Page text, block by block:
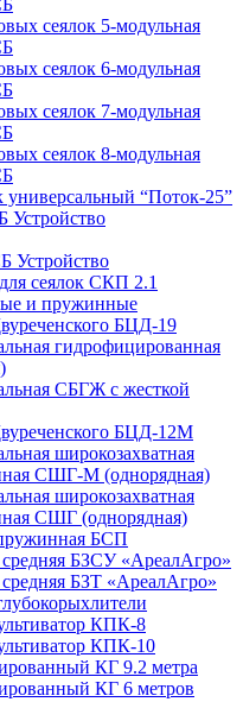
сеялок 5-модульная
сеялок 6-модульная
сеялок 7-модульная
сеялок 8-модульная
универсальный “Поток-25”
Устройство
Устройство
сеялок СКП 2.1
и пружинные
БЦД-19
гидрофицированная
СБГЖ с жесткой
БЦД-12М
широкозахватная
СШГ-М (однорядная)
широкозахватная
СШГ (однорядная)
БСП
средняя БЗСУ «АреалАгро»
БЗТ «АреалАгро»
КПК-8
КПК-10
КГ 9.2 метра
КГ 6 метров